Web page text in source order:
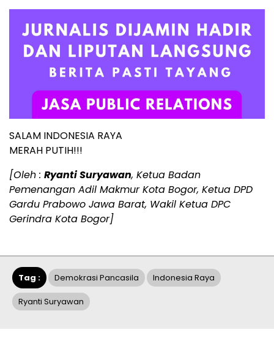
SALAM INDONESIA RAYA
MERAH PUTIH!!!
[Oleh : Ryanti Suryawan, Ketua Badan
Pemenangan Adil Makmur Kota Bogor, Ketua DPD
Gardu Prabowo Jawa Barat, Wakil Ketua DPC
Gerindra Kota Bogor]
Tag : Demokrasi Pancasila Indonesia Raya
Ryanti Suryawan